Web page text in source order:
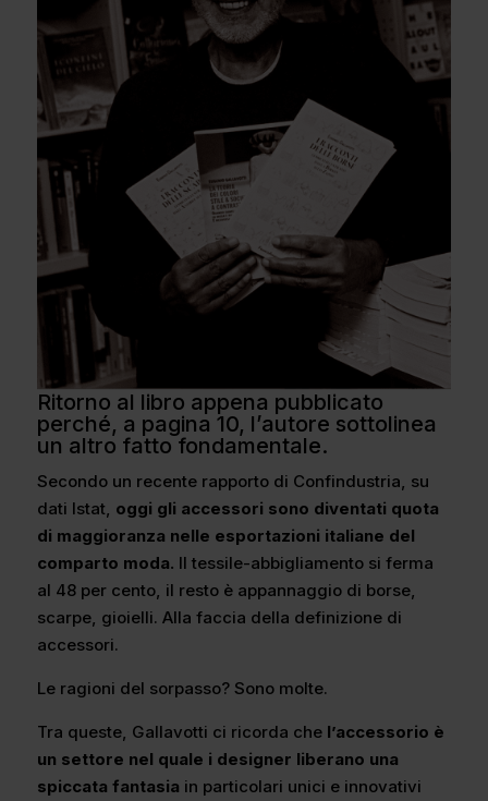
Ritorno al libro appena pubblicato
perché, a pagina 10, l’autore sottolinea
un altro fatto fondamentale.
Secondo un recente rapporto di Confindustria, su
dati Istat, oggi gli accessori sono diventati quota
di maggioranza nelle esportazioni italiane del
comparto moda. Il tessile-abbigliamento si ferma
al 48 per cento, il resto è appannaggio di borse,
scarpe, gioielli. Alla faccia della definizione di
accessori.
Le ragioni del sorpasso? Sono molte.
Tra queste, Gallavotti ci ricorda che l’accessorio è
un settore nel quale i designer liberano una
spiccata fantasia in particolari unici e innovativi